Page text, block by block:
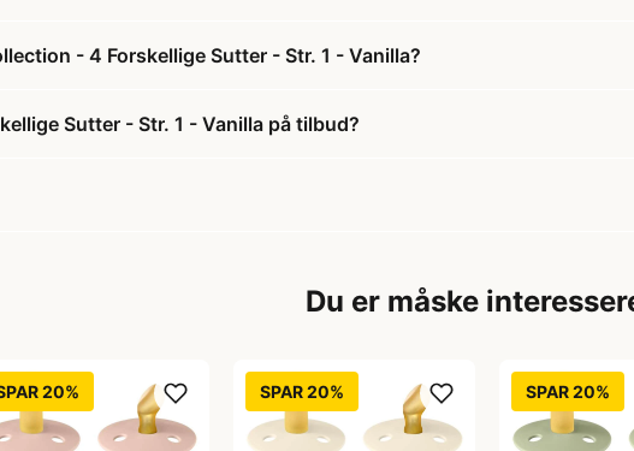
- 4 Forskellige Sutter - Str. 1 - Vanilla?
Sutter - Str. 1 - Vanilla på tilbud?
Du er måske
20% SPAR 20% SPAR 20%